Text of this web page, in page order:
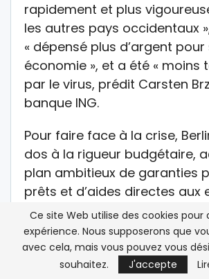
rapidement et plus
les autres pays occidentaux
« dépensé plus d’argent
économie », et a été « moins
par le virus, prédit Carsten
banque ING.
Pour faire face à la crise,
dos à la rigueur budgétaire,
plan ambitieux de garanties
prêts et d’aides directes aux
représentant un volume de
d’euros.
Mais l’économie « ne pourra
Ce site Web utilise des cookies pour
expérience. Nous supposerons que
avec cela, mais vous pouvez vous
souhaitez.
J'accepte